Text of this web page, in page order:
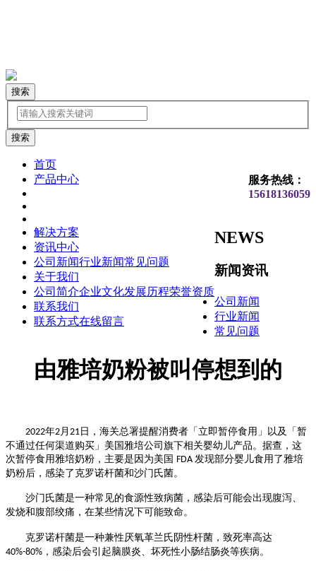
搜索
服务热线：
15618136059
首页
产品中心
解决方案
资讯中心
公司新闻行业新闻常见问题
关于我们
公司简介企业文化发展历程荣誉资质
联系我们
联系方式在线留言
NEWS
新闻资讯
公司新闻
行业新闻
常见问题
由雅培奶粉被叫停想到的
2022年2月 21 日，海关总署提醒消费者「立即暂停食用」以及「暂
不通过任何渠道购买」美国雅培公司旗下相关婴幼儿产品。据查，这
次暂停食用雅培奶粉，主要是因为美国 FDA 发现部分婴儿食用了雅培
奶粉后，感染了克罗诺杆菌和沙门氏菌。
沙门氏菌是一种常见的食源性致病菌，感染后可能会出现腹泻、
发烧和腹部绞痛，在某些情况下可能致命。
克罗诺杆菌是一种兼性厌氧革兰氏阴性杆菌，致死率高达
40%-80% ，感染后会引起脑膜炎、坏死性小肠结肠炎等疾病。